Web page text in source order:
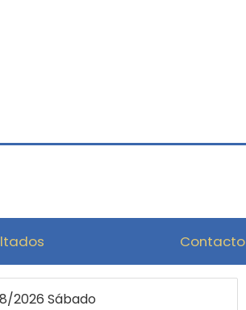
Contacto
2026 Sábado